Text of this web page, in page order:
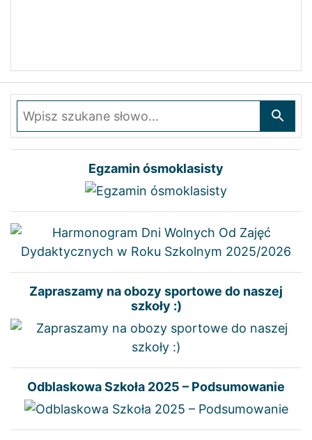
Wpisz szukane słowo
Egzamin ósmoklasisty
Zapraszamy na obozy sportowe do naszej
szkoły :)
Odblaskowa Szkoła 2025 – Podsumowanie